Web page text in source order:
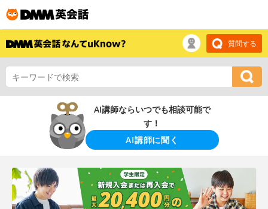
質問する
AI講師ならいつでも相談可能で
す！
AI講師に聞く